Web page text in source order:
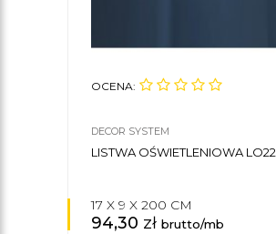
OCENA:
DECOR SYSTEM
LISTWA OŚWIETLENIOWA LO22
17 X 9 X 200 CM
94,30 zł brutto/mb